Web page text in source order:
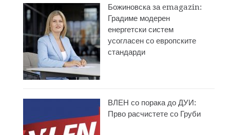
Божиновска за emagazin:
Градиме модерен
енергетски систем
усогласен со европските
стандарди
ВЛЕН со порака до ДУИ:
Прво расчистете со Груби